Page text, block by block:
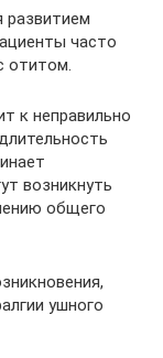
развитием
часто
отитом.
к неправильно
возникнуть
общего
ушного